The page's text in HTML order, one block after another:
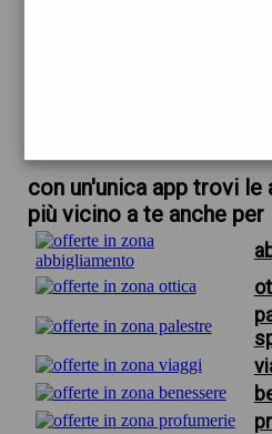
con un'unica app trovi
più vicino a te anche per